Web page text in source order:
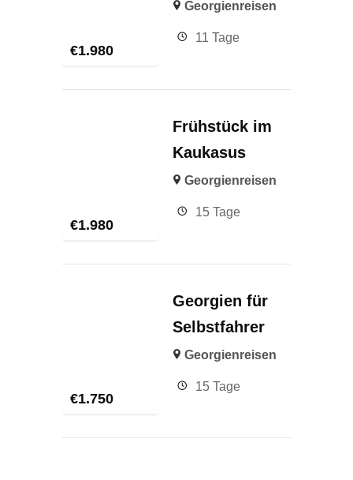
€1.980
Georgienreisen
11 Tage
€1.980
Frühstück im
Kaukasus
Georgienreisen
15 Tage
€1.750
Georgien für
Selbstfahrer
Georgienreisen
15 Tage